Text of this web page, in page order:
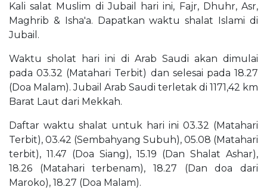
Kali salat Muslim di Jubail hari ini, Fajr, Dhuhr, Asr,
Maghrib & Isha'a. Dapatkan waktu shalat Islami di
Jubail.
Waktu sholat hari ini di Arab Saudi akan dimulai
pada 03.32 (Matahari Terbit) dan selesai pada 18.27
(Doa Malam). Jubail Arab Saudi terletak di 1171,42 km
Barat Laut dari Mekkah.
Daftar waktu shalat untuk hari ini 03.32 (Matahari
Terbit), 03.42 (Sembahyang Subuh), 05.08 (Matahari
terbit), 11.47 (Doa Siang), 15.19 (Dan Shalat Ashar),
18.26 (Matahari terbenam), 18.27 (Dan doa dari
Maroko), 18.27 (Doa Malam).